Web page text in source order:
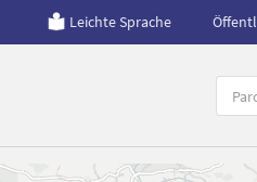
Leichte Sprache